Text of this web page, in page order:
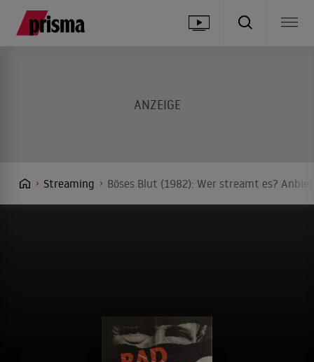
Streaming Böses Blut (1982): Wer streamt es?